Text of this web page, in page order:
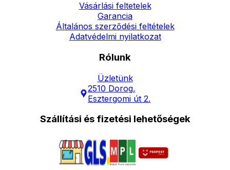
Vásárlási feltetelek
Garancia
Általános szerződési feltételek
Adatvédelmi nyilatkozat
Rólunk
Üzletünk
2510 Dorog,
Esztergomi út 2.
Szállítási és fizetési lehetőségek